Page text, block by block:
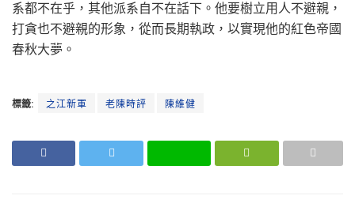
系都不在乎，其他派系自不在話下。他要樹立用人不避親，
打貪也不避親的形象，從而長期執政，以實現他的紅色帝國
春秋大夢。
標籤: 之江新軍 老陳時評 陳維健